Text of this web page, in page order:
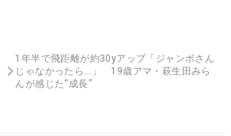
1年半で飛距離が約30yアップ「ジャンボさん
じゃなかったら…」 19歳アマ・萩生田みら
んが感じた“成長”